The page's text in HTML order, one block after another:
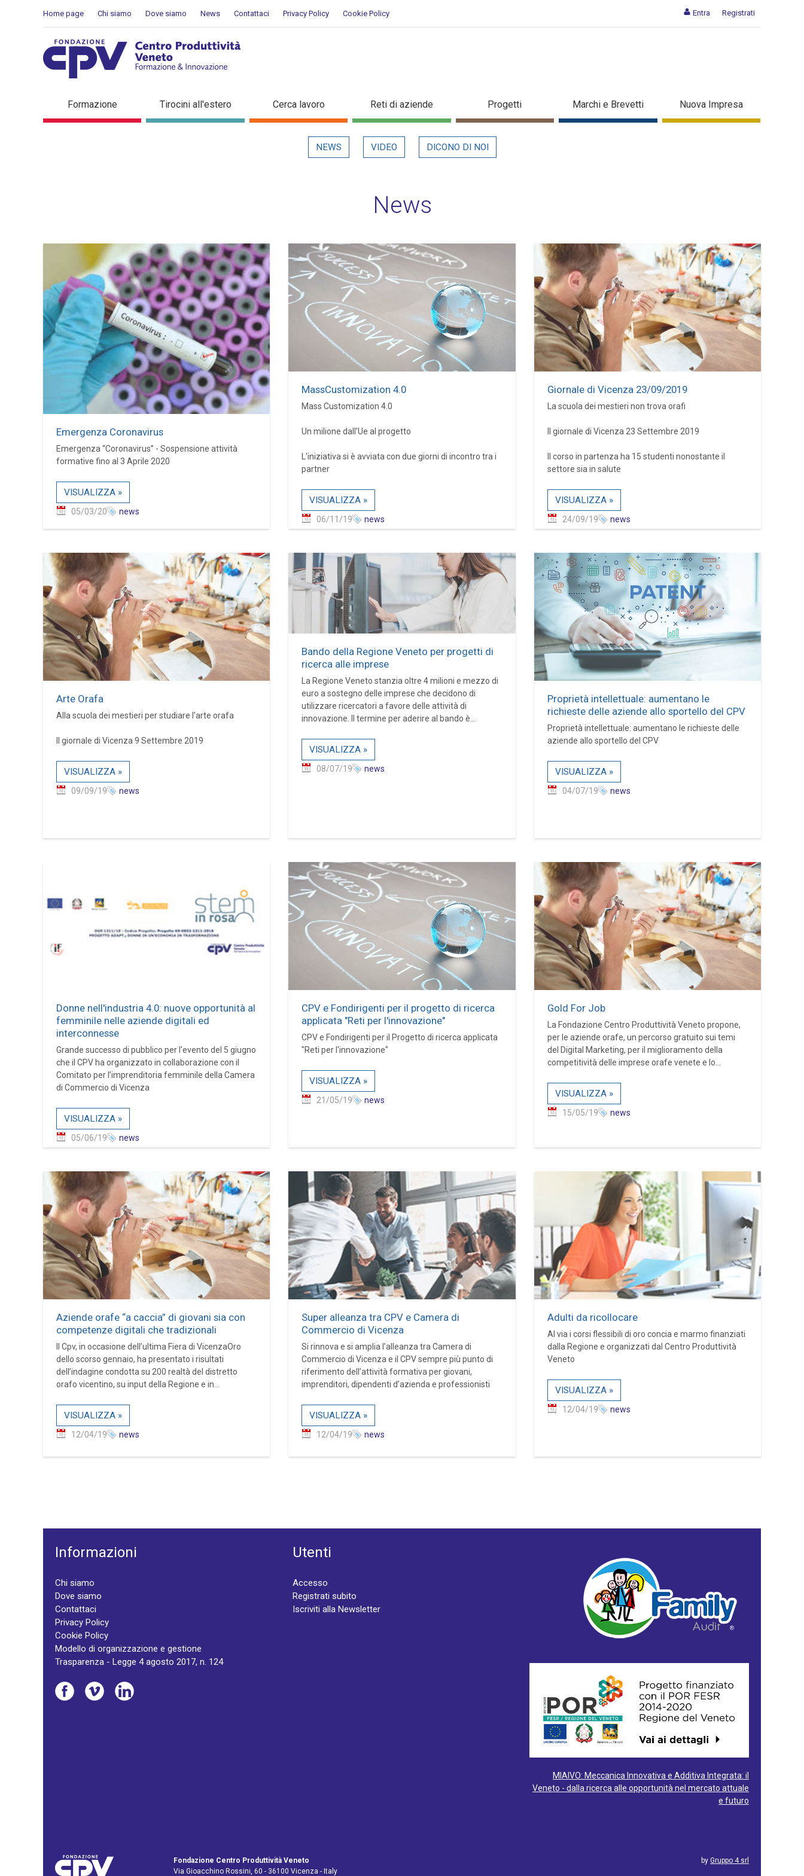
Entra Registrati
Home page Chi siamo Dove siamo News Contattaci Privacy Policy Cookie Policy
Dettaglio in evidenza
Formazione Tirocini all'estero Cerca lavoro Reti di aziende Progetti Marchi e Brevetti Nuova Impresa
NEWS VIDEO DICONO DI NOI
News
Emergenza Coronavirus
Emergenza “Coronavirus” - Sospensione attività
formative fino al 3 Aprile 2020
VISUALIZZA »
05/03/20 news
MassCustomization 4.0
Mass Customization 4.0
Un milione dall'Ue al progetto
L'iniziativa si è avviata con due giorni di incontro tra i
partner
VISUALIZZA »
06/11/19 news
Giornale di Vicenza 23/09/2019
La scuola dei mestieri non trova orafi
Il giornale di Vicenza 23 Settembre 2019
Il corso in partenza ha 15 studenti nonostante il
settore sia in salute
VISUALIZZA »
24/09/19 news
Arte Orafa
Alla scuola dei mestieri per studiare l'arte orafa
Il giornale di Vicenza 9 Settembre 2019
VISUALIZZA »
09/09/19 news
Bando della Regione Veneto per progetti di
ricerca alle imprese
La Regione Veneto stanzia oltre 4 milioni e mezzo di
euro a sostegno delle imprese che decidono di
utilizzare ricercatori a favore delle attività di
innovazione. Il termine per aderire al bando è...
VISUALIZZA »
08/07/19 news
Proprietà intellettuale: aumentano le
richieste delle aziende allo sportello del CPV
Proprietà intellettuale: aumentano le richieste delle
aziende allo sportello del CPV
VISUALIZZA »
04/07/19 news
Donne nell'industria 4.0: nuove opportunità al
femminile nelle aziende digitali ed
interconnesse
Grande successo di pubblico per l'evento del 5 giugno
che il CPV ha organizzato in collaborazione con il
Comitato per l’imprenditoria femminile della Camera
di Commercio di Vicenza
VISUALIZZA »
05/06/19 news
CPV e Fondirigenti per il progetto di ricerca
applicata "Reti per l'innovazione"
CPV e Fondirigenti per il Progetto di ricerca applicata
"Reti per l'innovazione"
VISUALIZZA »
21/05/19 news
Gold For Job
La Fondazione Centro Produttività Veneto propone,
per le aziende orafe, un percorso gratuito sui temi
del Digital Marketing, per il miglioramento della
competitività delle imprese orafe venete e lo...
VISUALIZZA »
15/05/19 news
Aziende orafe “a caccia” di giovani sia con
competenze digitali che tradizionali
Il Cpv, in occasione dell’ultima Fiera di VicenzaOro
dello scorso gennaio, ha presentato i risultati
dell’indagine condotta su 200 realtà del distretto
orafo vicentino, su input della Regione e in...
VISUALIZZA »
12/04/19 news
Super alleanza tra CPV e Camera di
Commercio di Vicenza
Si rinnova e si amplia l’alleanza tra Camera di
Commercio di Vicenza e il CPV sempre più punto di
riferimento dell’attività formativa per giovani,
imprenditori, dipendenti d’azienda e professionisti
VISUALIZZA »
12/04/19 news
Adulti da ricollocare
Al via i corsi flessibili di oro concia e marmo finanziati
dalla Regione e organizzati dal Centro Produttività
Veneto
VISUALIZZA »
12/04/19 news
Informazioni
Chi siamo
Dove siamo
Contattaci
Privacy Policy
Cookie Policy
Modello di organizzazione e gestione
Trasparenza - Legge 4 agosto 2017, n. 124
Utenti
Accesso
Registrati subito
Iscriviti alla Newsletter
MIAIVO: Meccanica Innovativa e Additiva Integrata: il
Veneto - dalla ricerca alle opportunità nel mercato attuale
e futuro
Fondazione Centro Produttività Veneto
Via Gioacchino Rossini, 60 - 36100 Vicenza - Italy
by Gruppo 4 srl